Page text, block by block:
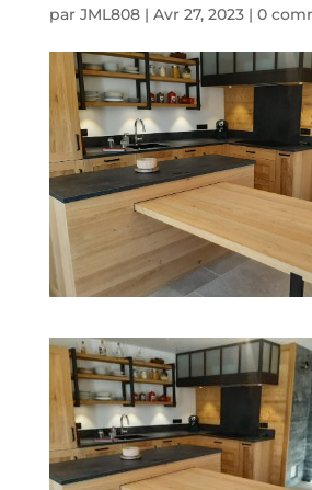
par JML808| Avr 27, 2023| 0